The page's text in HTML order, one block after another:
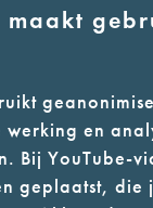
maakt
en
Bij YouTube-
geplaatst, die
de vakken
(begane